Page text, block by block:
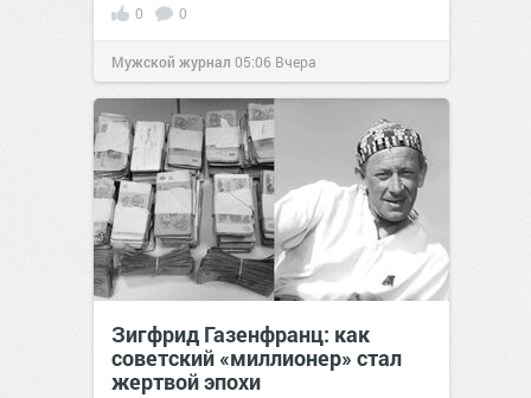
0 0
Мужской журнал 05:06 Вчера
Зигфрид Газенфранц: как
советский «миллионер» стал
жертвой эпохи